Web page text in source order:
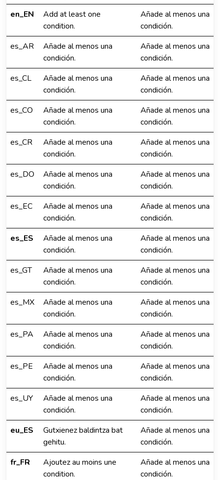
en_EN
Add at least one
condition.
Añade al menos una
condición.
es_AR
Añade al menos una
condición.
Añade al menos una
condición.
es_CL
Añade al menos una
condición.
Añade al menos una
condición.
es_CO
Añade al menos una
condición.
Añade al menos una
condición.
es_CR
Añade al menos una
condición.
Añade al menos una
condición.
es_DO
Añade al menos una
condición.
Añade al menos una
condición.
es_EC
Añade al menos una
condición.
Añade al menos una
condición.
es_ES
Añade al menos una
condición.
Añade al menos una
condición.
es_GT
Añade al menos una
condición.
Añade al menos una
condición.
es_MX
Añade al menos una
condición.
Añade al menos una
condición.
es_PA
Añade al menos una
condición.
Añade al menos una
condición.
es_PE
Añade al menos una
condición.
Añade al menos una
condición.
es_UY
Añade al menos una
condición.
Añade al menos una
condición.
eu_ES
Gutxienez baldintza bat
gehitu.
Añade al menos una
condición.
fr_FR
Ajoutez au moins une
condition.
Añade al menos una
condición.